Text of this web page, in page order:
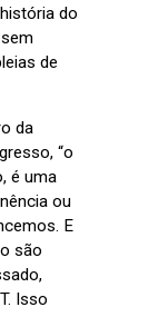
do
de
da
“o
é uma
ou
E
são
Isso